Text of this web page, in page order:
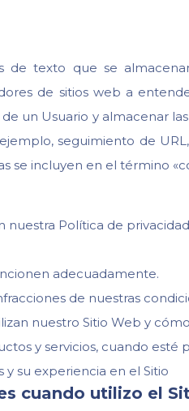
de texto que se
de sitios web a
un Usuario y almacenar
seguimiento de
se incluyen en el término
nuestra Política de
adecuadamente.
de nuestras
nuestro Sitio Web y
y servicios, cuando esté
y su experiencia en el Sitio
cuando utilizo el